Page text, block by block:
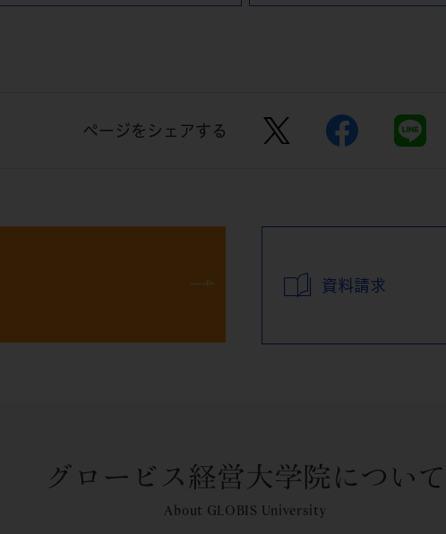
ページをシェアする
資料請求
グロービス経営大学院について
About GLOBIS University